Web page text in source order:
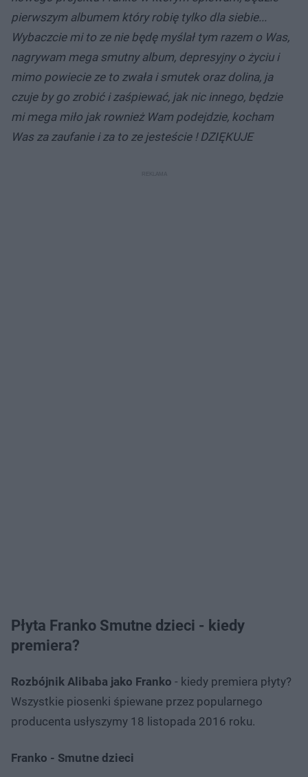
pierwszym albumem który robię tylko dla siebie...
Wybaczcie mi to ze nie będę myślał tym razem o Was,
nagrywam mega smutny album, depresyjny o życiu i
mimo powiecie ze to zwała i smutek oraz dolina, ja
czuje by go zrobić i zaśpiewać, jak nic innego, będzie
mi mega miło jak rownież Wam podejdzie, kocham
Was za zaufanie i za to ze jesteście ! DZIĘKUJE
Płyta Franko Smutne dzieci - kiedy
premiera?
Rozbójnik Alibaba jako Franko - kiedy premiera płyty?
Wszystkie piosenki śpiewane przez popularnego
producenta usłyszymy 18 listopada 2016 roku.
Franko - Smutne dzieci